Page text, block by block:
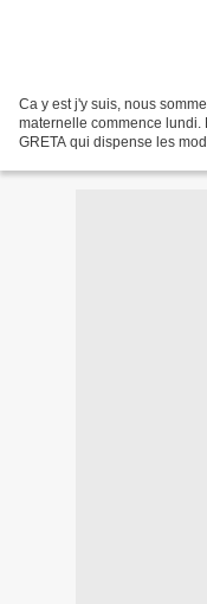
Ca y est j'y suis, nous
maternelle commence lundi.
GRETA qui dispense les